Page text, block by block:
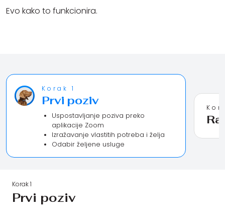
Evo kako to funkcionira.
Korak 1
Prvi poziv
Uspostavljanje poziva preko
aplikacije Zoom
Izražavanje vlastitih potreba i želja
Odabir željene usluge
Korak 1
Prvi poziv